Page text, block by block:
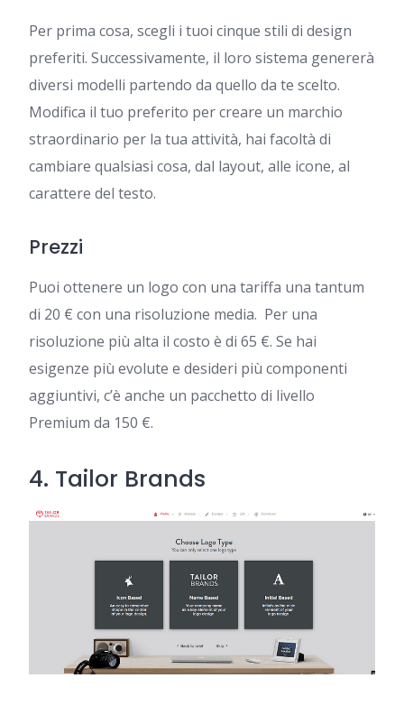
Per prima cosa, scegli i tuoi cinque stili di design
preferiti. Successivamente, il loro sistema genererà
diversi modelli partendo da quello da te scelto.
Modifica il tuo preferito per creare un marchio
straordinario per la tua attività, hai facoltà di
cambiare qualsiasi cosa, dal layout, alle icone, al
carattere del testo.
Prezzi
Puoi ottenere un logo con una tariffa una tantum
di 20 € con una risoluzione media. Per una
risoluzione più alta il costo è di 65 €. Se hai
esigenze più evolute e desideri più componenti
aggiuntivi, c’è anche un pacchetto di livello
Premium da 150 €.
4. Tailor Brands